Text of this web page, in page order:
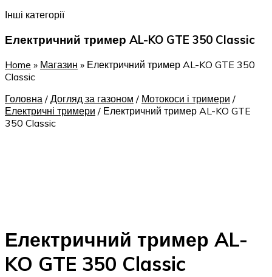
Інші категорії
Електричний тример AL-KO GTE 350 Classic
Home » Магазин » Електричний тример AL-KO GTE 350
Classic
Головна / Догляд за газоном / Мотокоси і тримери /
Електричні тримери / Електричний тример AL-KO GTE
350 Classic
Електричний тример AL-
KO GTE 350 Classic